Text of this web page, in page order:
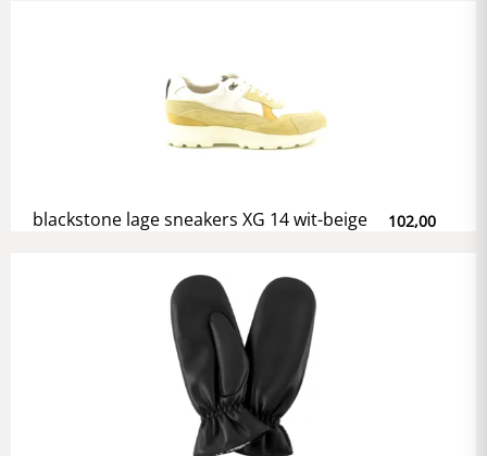
blackstone lage sneakers XG 14 wit-beige 102,00